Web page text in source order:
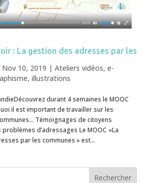
: La gestion des adresses par les
Nov 10, 2019 | Ateliers vidéos, e-
, illustrations
durant 4 semaines le MOOC
il est important de travailler sur les
Témoignages de citoyens
d’adressages Le MOOC «La
par les communes » est...